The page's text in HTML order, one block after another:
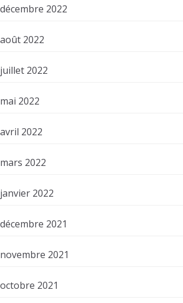
décembre 2022
août 2022
juillet 2022
mai 2022
avril 2022
mars 2022
janvier 2022
décembre 2021
novembre 2021
octobre 2021